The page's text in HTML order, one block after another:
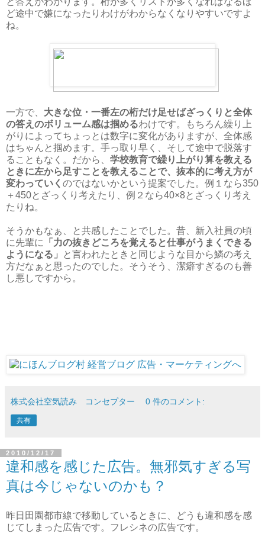
ど途中で嫌になったりわけがわからなくなりやすいですよ
ね。
一方で、 大きな位・一番左の桁だけ足せばざっくりと全体
の答えのボリューム感は掴めるわけです。もちろん繰り上
がりによってちょっとは数字に変化がありますが、全体感
はちゃんと掴めます。手っ取り早く、そして途中で脱落す
ることもなく。だから、 学校教育で繰り上がり算を教える
ときに左から足すことを教えることで、抜本的に考え方が
変わっていく のではないかという提案でした。例１なら350
＋450とざっくり考えたり、例２なら40×8とざっくり考え
たりね。
そうかもなぁ、と共感したことでした。昔、新入社員の頃
に先輩に
「力の抜きどころを覚えると仕事がうまくできる
ようになる」
と言われたときと同じような目から鱗の考え
方だなぁと思ったのでした。そうそう、潔癖すぎるのも善
し悪しですから。
株式会社空気読み コンセプター 0 件のコメント:
共有
2010/12/17
違和感を感じた広告。無邪気すぎる写
真は今じゃないのかも？
昨日田園都市線で移動しているときに、どうも違和感を感
じてしまった広告です。フレシネの広告です。